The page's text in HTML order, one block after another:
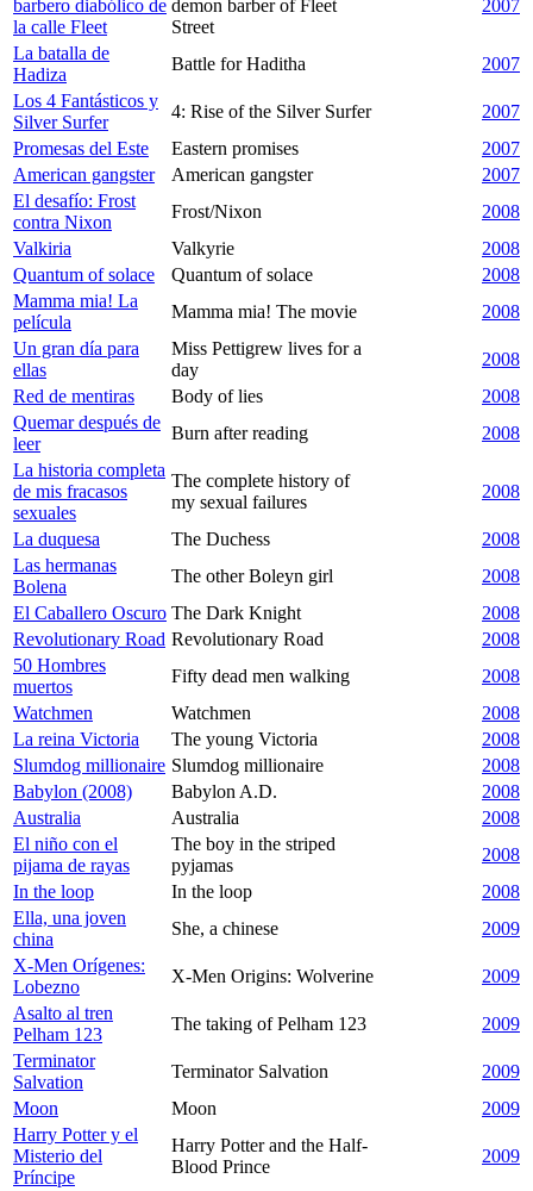
barbero diabólico de
la calle Fleet
demon barber of Fleet
Street
2007
La batalla de
Hadiza
Battle for Haditha
2007
Los 4 Fantásticos y
Silver Surfer
4: Rise of the Silver Surfer
2007
Promesas del Este
Eastern promises
2007
American gangster
American gangster
2007
El desafío: Frost
contra Nixon
Frost/Nixon
2008
Valkiria
Valkyrie
2008
Quantum of solace
Quantum of solace
2008
Mamma mia! La
película
Mamma mia! The movie
2008
Un gran día para
ellas
Miss Pettigrew lives for a
day
2008
Red de mentiras
Body of lies
2008
Quemar después de
leer
Burn after reading
2008
La historia completa
de mis fracasos
sexuales
The complete history of
my sexual failures
2008
La duquesa The Duchess
2008
Las hermanas
Bolena
The other Boleyn girl
2008
El Caballero Oscuro The Dark Knight
2008
Revolutionary Road Revolutionary Road
2008
50 Hombres
muertos
Fifty dead men walking
2008
Watchmen
Watchmen
2008
La reina Victoria
The young Victoria
2008
Slumdog millionaire Slumdog millionaire
2008
Babylon (2008)
Babylon A.D.
2008
Australia
Australia
2008
El niño con el
pijama de rayas
The boy in the striped
pyjamas
2008
In the loop
In the loop
2008
Ella, una joven
china
She, a chinese
2009
X-Men Orígenes:
Lobezno
X-Men Origins: Wolverine
2009
Asalto al tren
Pelham 123
The taking of Pelham 123
2009
Terminator
Salvation
Terminator Salvation
2009
Moon
Moon
2009
Harry Potter y el
Misterio del
Príncipe
Harry Potter and the Half-
Blood Prince
2009